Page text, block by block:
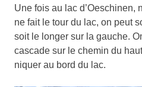
Une fois au lac d’Oeschinen,
ne fait le tour du lac, on peut
soit le longer sur la gauche.
cascade sur le chemin du
niquer au bord du lac.